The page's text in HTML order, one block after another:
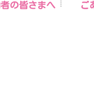
の皆さまへ ご